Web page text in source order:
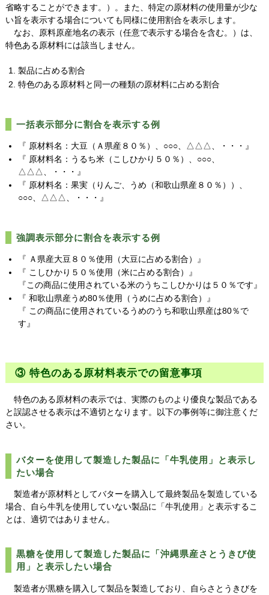
省略することができます。）。また、特定の原材料の使用量が少な
い旨を表示する場合についても同様に使用割合を表示します。
なお、原料原産地名の表示（任意で表示する場合を含む。）は、
特色ある原材料には該当しません。
製品に占める割合
特色のある原材料と同一の種類の原材料に占める割合
一括表示部分に割合を表示する例
『 原材料名：大豆（Ａ県産８０％）、○○○、△△△、・・・』
『 原材料名：うるち米（こしひかり５０％）、○○○、
△△△、・・・』
『 原材料名：果実（りんご、うめ（和歌山県産８０％））、
○○○、△△△、・・・』
強調表示部分に割合を表示する例
『 Ａ県産大豆８０％使用（大豆に占める割合）』
『 こしひかり５０％使用（米に占める割合）』
『この商品に使用されている米のうちこしひかりは５０％です』
『 和歌山県産うめ80％使用（うめに占める割合）』
『 この商品に使用されているうめのうち和歌山県産は80％で
す』
③ 特色のある原材料表示での留意事項
特色のある原材料の表示では、実際のものより優良な製品である
と誤認させる表示は不適切となります。以下の事例等に御注意くだ
さい。
バターを使用して製造した製品に「牛乳使用」と表示し
たい場合
製造者が原材料としてバターを購入して最終製品を製造している
場合、自ら牛乳を使用していない製品に「牛乳使用」と表示するこ
とは、適切ではありません。
黒糖を使用して製造した製品に「沖縄県産さとうきび使
用」と表示したい場合
製造者が黒糖を購入して製品を製造しており、自らさとうきびを